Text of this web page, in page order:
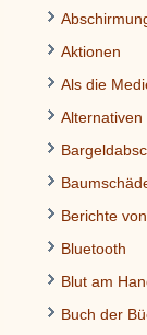
Aktionen
Als die
Alternativen
Berichte
Bluetooth
Blut am
Buch der